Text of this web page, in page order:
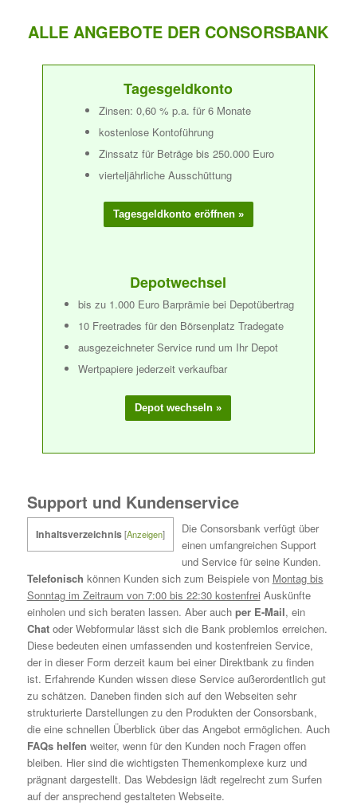
ALLE ANGEBOTE DER CONSORSBANK
Tagesgeldkonto
Zinsen: 0,60 % p.a. für 6 Monate
kostenlose Kontoführung
Zinssatz für Beträge bis 250.000 Euro
vierteljährliche Ausschüttung
Depotwechsel
bis zu 1.000 Euro Barprämie bei Depotübertrag
10 Freetrades für den Börsenplatz Tradegate
ausgezeichneter Service rund um Ihr Depot
Wertpapiere jederzeit verkaufbar
Support und Kundenservice
Inhaltsverzeichnis [Anzeigen]
Die Consorsbank verfügt über
einen umfangreichen Support
und Service für seine Kunden.
Telefonisch können Kunden sich zum Beispiele von Montag bis
Sonntag im Zeitraum von 7:00 bis 22:30 kostenfrei Auskünfte
einholen und sich beraten lassen. Aber auch per E-Mail, ein
Chatoder Webformular lässt sich die Bank problemlos erreichen.
Diese bedeuten einen umfassenden und kostenfreien Service,
der in dieser Form derzeit kaum bei einer Direktbank zu finden
ist. Erfahrende Kunden wissen diese Service außerordentlich gut
zu schätzen. Daneben finden sich auf den Webseiten sehr
strukturierte Darstellungen zu den Produkten der Consorsbank,
die eine schnellen Überblick über das Angebot ermöglichen. Auch
FAQs helfen weiter, wenn für den Kunden noch Fragen offen
bleiben. Hier sind die wichtigsten Themenkomplexe kurz und
prägnant dargestellt. Das Webdesign lädt regelrecht zum Surfen
auf der ansprechend gestalteten Webseite.